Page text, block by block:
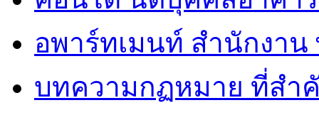
อพาร์ทเมนท์ สำนักงาน
บทความกฏหมาย ที่สำ